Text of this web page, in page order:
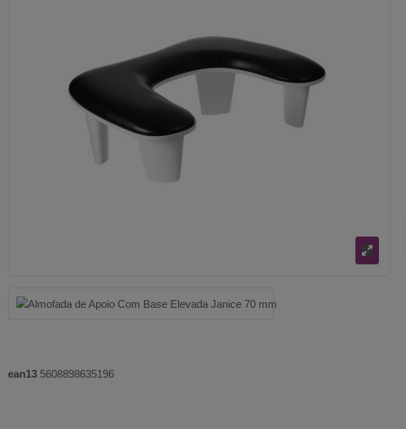
ean13 5608898635196